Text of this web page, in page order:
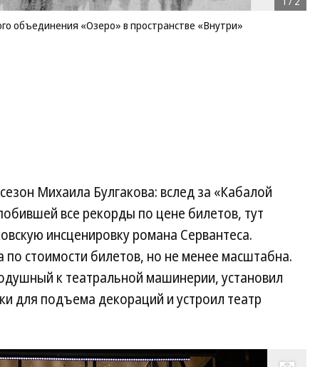
объединения «Озеро» в пространстве «Внутри»
Михаила Булгакова: вслед за «Кабалой
все рекорды по цене билетов, тут
инсценировку романа Сервантеса.
стоимости билетов, но не менее масштабна.
к театральной машинерии, установил
для подъема декораций и устроил театр